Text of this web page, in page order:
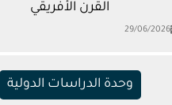
القرن الأفريقي
29/06/2026
وحدة الدراسات الدولية